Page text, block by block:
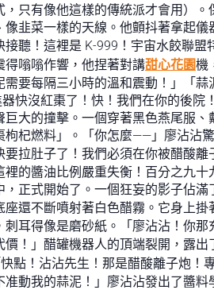
只有像他這樣的傳統派才會用）
韭菜一樣的天線。他顫抖著拿起
聽！這裡是 K-999！宇宙水餃聯盟
得嗡嗡作響，他捏著對講甜心花園機
要每隔三小時的溫和震動！」「蒜
快沒紅棗了！快！我們在你的後
大的撞擊。一個穿著黑色燕尾服
杞燃料」。「你怎麼——」廖沾沾
要拉肚子了！我們必須在你被醋酸
的醬油比例嚴重失衡！百分之九
正式開始了。一個狂妄的影子佔
還不斷噴射著白色醋霧。它身上
耳得像是磨砂紙。「廖沾沾！你
！」醋罐機器人的頂端裂開，露
點！沾沾先生！那是醋酸離子炮！
動我的蒜泥！」廖沾沾發出了醬